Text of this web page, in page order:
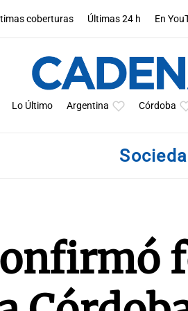
coberturas Últimas 24 h En
Lo Último Argentina Córdoba